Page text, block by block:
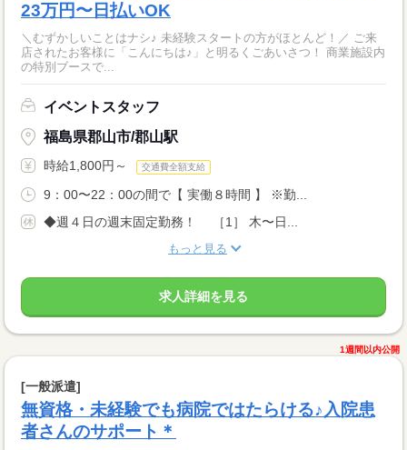
23万円〜日払いOK
＼むずかしいことはナシ♪ 未経験スタートの方がほとんど！／ ご来
店されたお客様に「こんにちは♪」と明るくごあいさつ！ 商業施設内
の特別ブースで...
イベントスタッフ
福島県郡山市/郡山駅
時給1,800円～ 交通費全額支給
9：00〜22：00の間で【 実働８時間 】 ※勤...
◆週４日の週末固定勤務！ ［1］ 木〜日...
もっと見る
求人詳細を見る
1週間以内公開
[一般派遣]
無資格・未経験でも病院ではたらける♪入院患
者さんのサポート＊